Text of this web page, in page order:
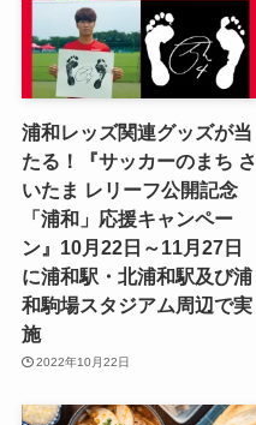
浦和レッズ関連グッズが当
たる！『サッカーのまち さ
いたま レリーフ公開記念
「浦和」応援キャンペー
ン』10月22日～11月27日
に浦和駅・北浦和駅及び浦
和駒場スタジアム周辺で実
施
2022年10月22日